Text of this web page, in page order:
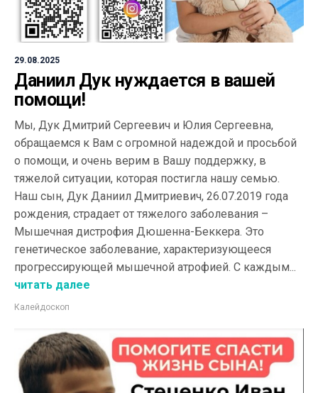
29.08.2025
Даниил Дук нуждается в вашей
помощи!
Мы, Дук Дмитрий Сергеевич и Юлия Сергеевна,
обращаемся к Вам с огромной надеждой и просьбой
о помощи, и очень верим в Вашу поддержку, в
тяжелой ситуации, которая постигла нашу семью.
Наш сын, Дук Даниил Дмитриевич, 26.07.2019 года
рождения, страдает от тяжелого заболевания –
Мышечная дистрофия Дюшенна-Беккера. Это
генетическое заболевание, характеризующееся
прогрессирующей мышечной атрофией. С каждым...
читать далее
Калейдоскоп